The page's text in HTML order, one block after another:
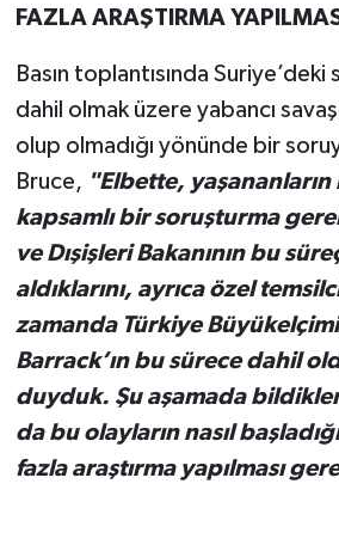
FAZLA ARAŞTIRMA
Basın toplantısında
dahil olmak üzere yabancı
olup olmadığı yönünde bir
Bruce, "Elbette,
kapsamlı bir soruşturma
ve Dışişleri Bakanının bu
aldıklarını, ayrıca özel
zamanda Türkiye
Barrack’ın bu sürece dahil
duyduk. Şu aşamada
da bu olayların nasıl
fazla araştırma yapılması